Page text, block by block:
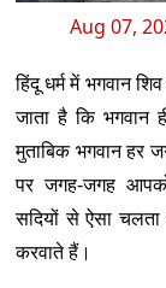
Aug 07,
हिंदू धर्म में भगवान
जाता है कि भगवान
मुताबिक भगवान हर
पर जगह-जगह
सदियों से ऐसा चलता
करवाते हैं।